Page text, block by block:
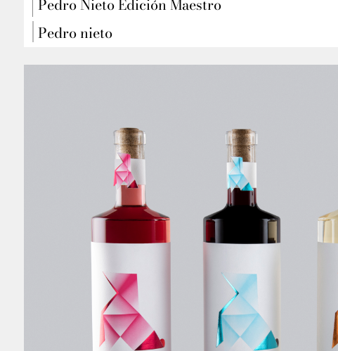
Pedro Nieto Edición Maestro
Pedro nieto